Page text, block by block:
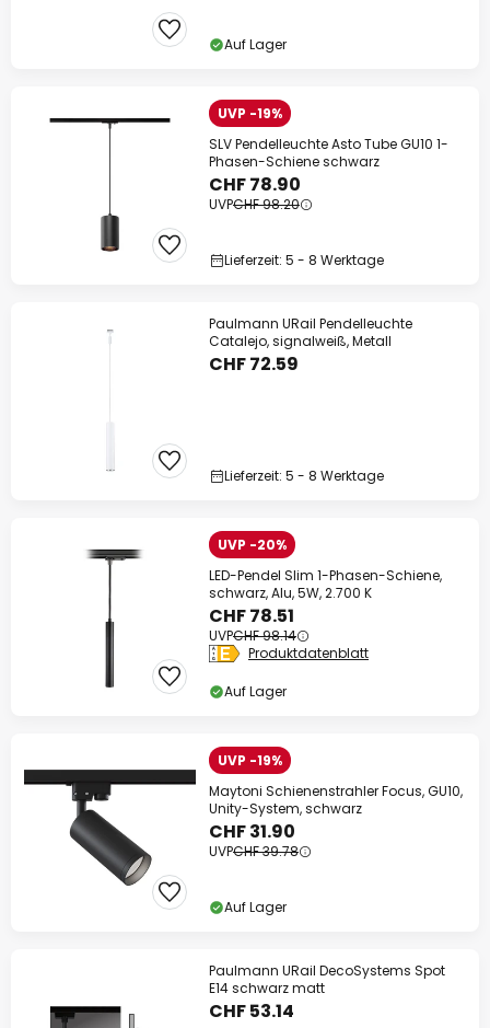
Auf Lager
UVP -19%
SLV Pendelleuchte Asto Tube GU10 1-
Phasen-Schiene schwarz
CHF 78.90
UVPCHF 98.20
Lieferzeit: 5 - 8 Werktage
Paulmann URail Pendelleuchte
Catalejo, signalweiß, Metall
CHF 72.59
Lieferzeit: 5 - 8 Werktage
UVP -20%
LED-Pendel Slim 1-Phasen-Schiene,
schwarz, Alu, 5W, 2.700 K
CHF 78.51
UVPCHF 98.14
Produktdatenblatt
Auf Lager
UVP -19%
Maytoni Schienenstrahler Focus, GU10,
Unity-System, schwarz
CHF 31.90
UVPCHF 39.78
Auf Lager
Paulmann URail DecoSystems Spot
E14 schwarz matt
CHF 53.14